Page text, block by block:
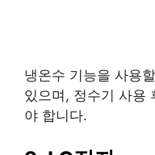
냉온수 기능을 사용
있으며, 정수기 사용
야 합니다.